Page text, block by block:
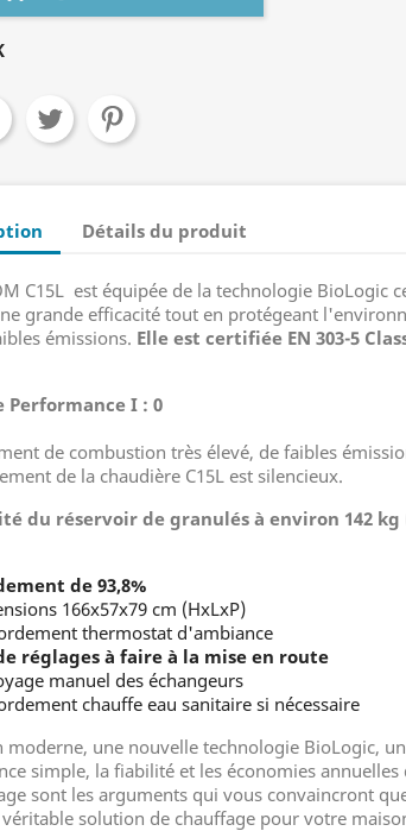
Détails du produit
C15L est équipée de la technologie BioLogic
grande efficacité tout en protégeant
émissions. Elle est certifiée EN 303-5
Performance I : 0
de combustion très élevé, de faibles
de la chaudière C15L est silencieux.
du réservoir de granulés à environ 142 kg
de 93,8%
166x57x79 cm (HxLxP)
thermostat d'ambiance
réglages à faire à la mise en route
manuel des échangeurs
chauffe eau sanitaire si nécessaire
moderne, une nouvelle technologie BioLogic,
simple, la fiabilité et les économies annuelles
sont les arguments qui vous convaincront
véritable solution de chauffage pour votre